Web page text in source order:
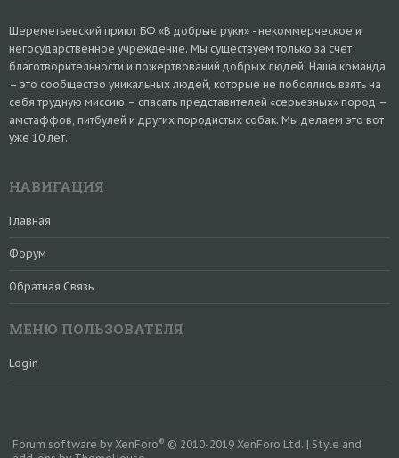
Шереметьевский приют БФ «В добрые руки» - некоммерческое и
негосударственное учреждение. Мы существуем только за счет
благотворительности и пожертвований добрых людей. Наша команда
– это сообщество уникальных людей, которые не побоялись взять на
себя трудную миссию – спасать представителей «серьезных» пород –
амстаффов, питбулей и других породистых собак. Мы делаем это вот
уже 10 лет.
НАВИГАЦИЯ
Главная
Форум
Обратная Связь
МЕНЮ ПОЛЬЗОВАТЕЛЯ
Login
Forum software by XenForo® © 2010-2019 XenForo Ltd. | Style and